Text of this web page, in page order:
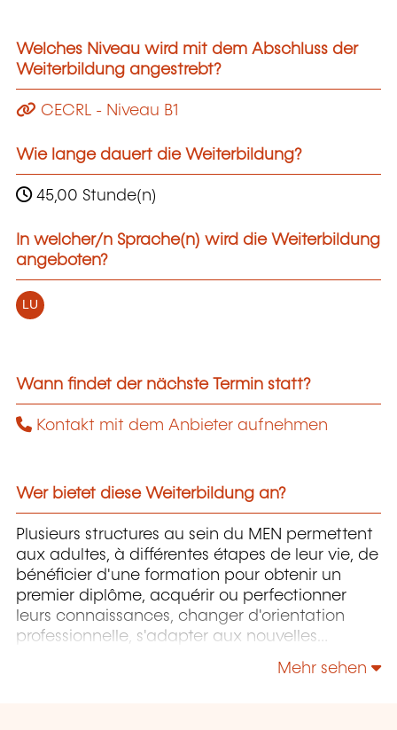
Welches Niveau wird mit dem Abschluss der
Weiterbildung angestrebt?
CECRL - Niveau B1
Wie lange dauert die Weiterbildung?
45,00 Stunde(n)
In welcher/n Sprache(n) wird die Weiterbildung
angeboten?
LU
Wann findet der nächste Termin statt?
Kontakt mit dem Anbieter aufnehmen
Wer bietet diese Weiterbildung an?
Plusieurs structures au sein du MEN permettent
aux adultes, à différentes étapes de leur vie, de
bénéficier d'une formation pour obtenir un
premier diplôme, acquérir ou perfectionner
leurs connaissances, changer d'orientation
professionnelle, s'adapter aux nouvelles
technologies, enrichir leur culture personnelle...
Mehr sehen